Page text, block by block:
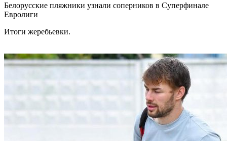
Белорусские пляжники узнали соперников в Суперфинале
Евролиги
Итоги жеребьевки.